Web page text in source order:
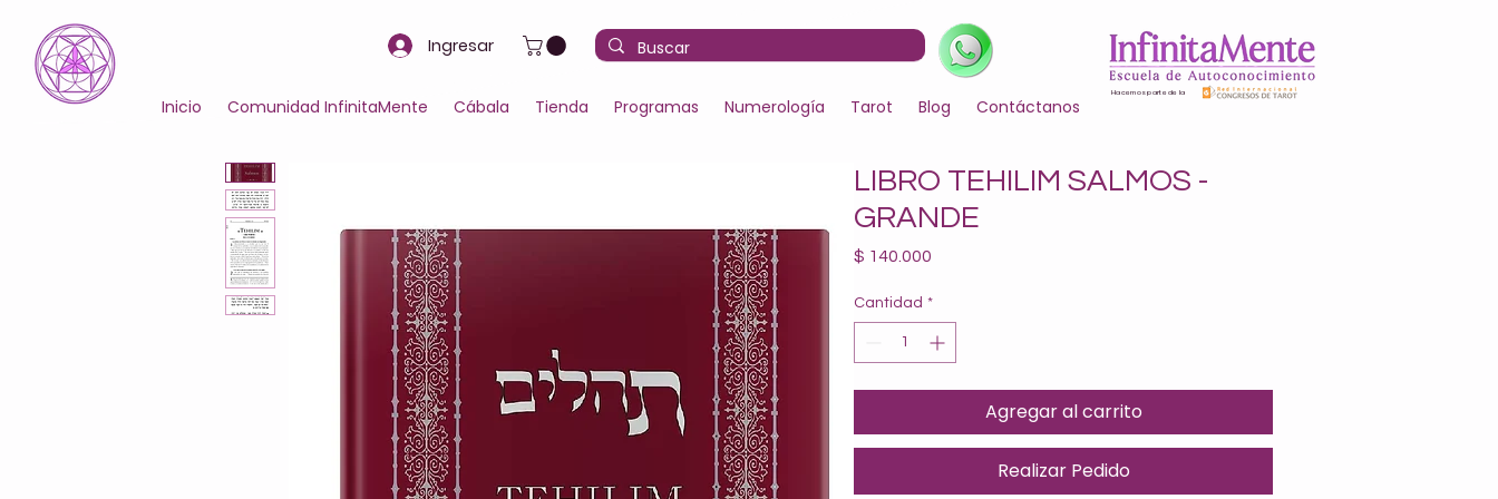
Ingresar
Inicio Comunidad InfinitaMente Cábala Tienda Programas Numerología Tarot Blog Contáctanos
Hacemos parte de la
LIBRO TEHILIM SALMOS -
GRANDE
$ 140.000
Cantidad *
Agregar al carrito
Realizar Pedido